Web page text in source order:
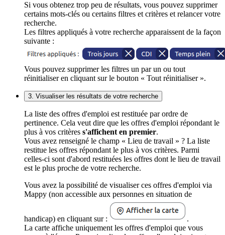
Si vous obtenez trop peu de résultats, vous pouvez supprimer
certains mots-clés ou certains filtres et critères et relancer votre
recherche.
Les filtres appliqués à votre recherche apparaissent de la façon
suivante :
Vous pouvez supprimer les filtres un par un ou tout
réinitialiser en cliquant sur le bouton « Tout réinitialiser ».
3. Visualiser les résultats de votre recherche
La liste des offres d'emploi est restituée par ordre de
pertinence. Cela veut dire que les offres d'emploi répondant le
plus à vos critères s'affichent en premier.
Vous avez renseigné le champ « Lieu de travail » ? La liste
restitue les offres répondant le plus à vos critères. Parmi
celles-ci sont d'abord restituées les offres dont le lieu de travail
est le plus proche de votre recherche.
Vous avez la possibilité de visualiser ces offres d'emploi via
Mappy (non accessible aux personnes en situation de
handicap) en cliquant sur :
.
La carte affiche uniquement les offres d'emploi que vous